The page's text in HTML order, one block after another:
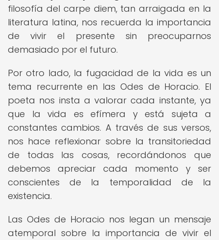
filosofía del carpe diem, tan arraigada en la
literatura latina, nos recuerda la importancia
de vivir el presente sin preocuparnos
demasiado por el futuro.
Por otro lado, la fugacidad de la vida es un
tema recurrente en las Odes de Horacio. El
poeta nos insta a valorar cada instante, ya
que la vida es efímera y está sujeta a
constantes cambios. A través de sus versos,
nos hace reflexionar sobre la transitoriedad
de todas las cosas, recordándonos que
debemos apreciar cada momento y ser
conscientes de la temporalidad de la
existencia.
Las Odes de Horacio nos legan un mensaje
atemporal sobre la importancia de vivir el